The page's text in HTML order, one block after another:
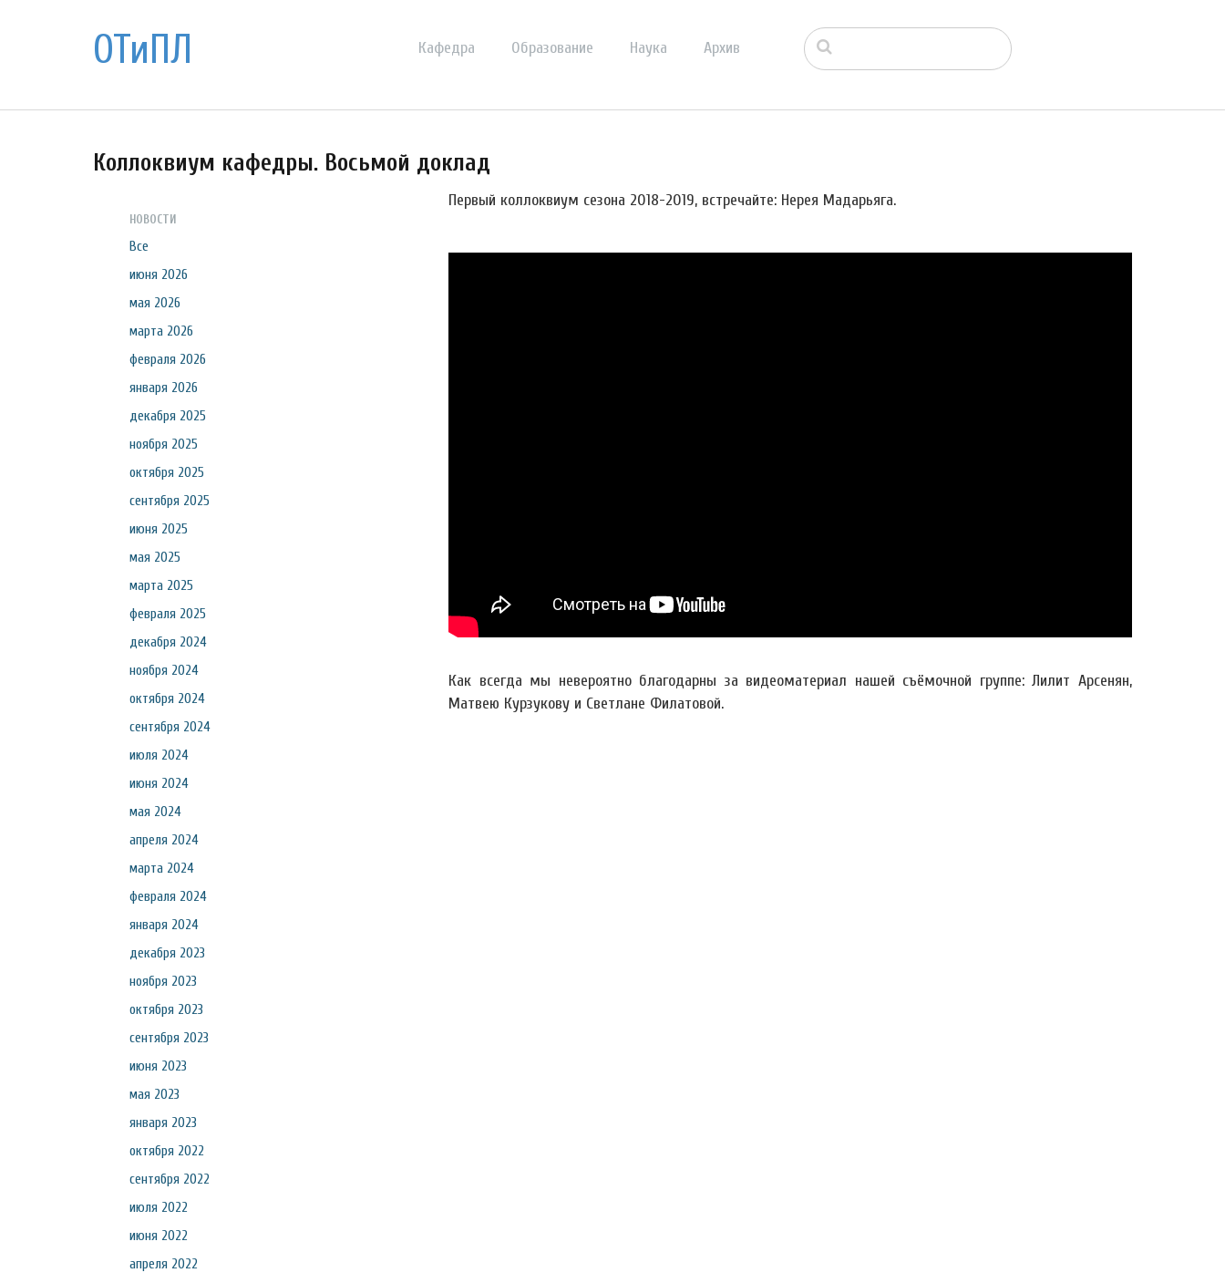
ОТиПЛ Кафедра Образование Наука Архив
Коллоквиум кафедры. Восьмой доклад
НОВОСТИ
Все
июня 2026
мая 2026
марта 2026
февраля 2026
января 2026
декабря 2025
ноября 2025
октября 2025
сентября 2025
июня 2025
мая 2025
марта 2025
февраля 2025
декабря 2024
ноября 2024
октября 2024
сентября 2024
июля 2024
июня 2024
мая 2024
апреля 2024
марта 2024
февраля 2024
января 2024
декабря 2023
ноября 2023
октября 2023
сентября 2023
июня 2023
мая 2023
января 2023
октября 2022
сентября 2022
июля 2022
июня 2022
апреля 2022
Первый коллоквиум сезона 2018-2019, встречайте: Нерея Мадарьяга.
Как всегда мы невероятно благодарны за видеоматериал нашей съёмочной группе: Лилит Арсенян,
Матвею Курзукову и Светлане Филатовой.